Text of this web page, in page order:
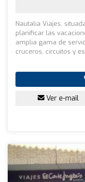
Nautalia Viajes,
planificar las
amplia gama de
cruceros, circuitos y
Ver e-mail